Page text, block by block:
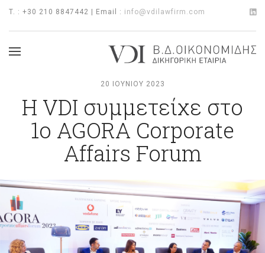
T. : +30 210 8847442 | Email : info@vdilawfirm.com
20 ΙΟΥΝΊΟΥ 2023
H VDI συμμετείχε στο
1ο AGORA Corporate
Affairs Forum